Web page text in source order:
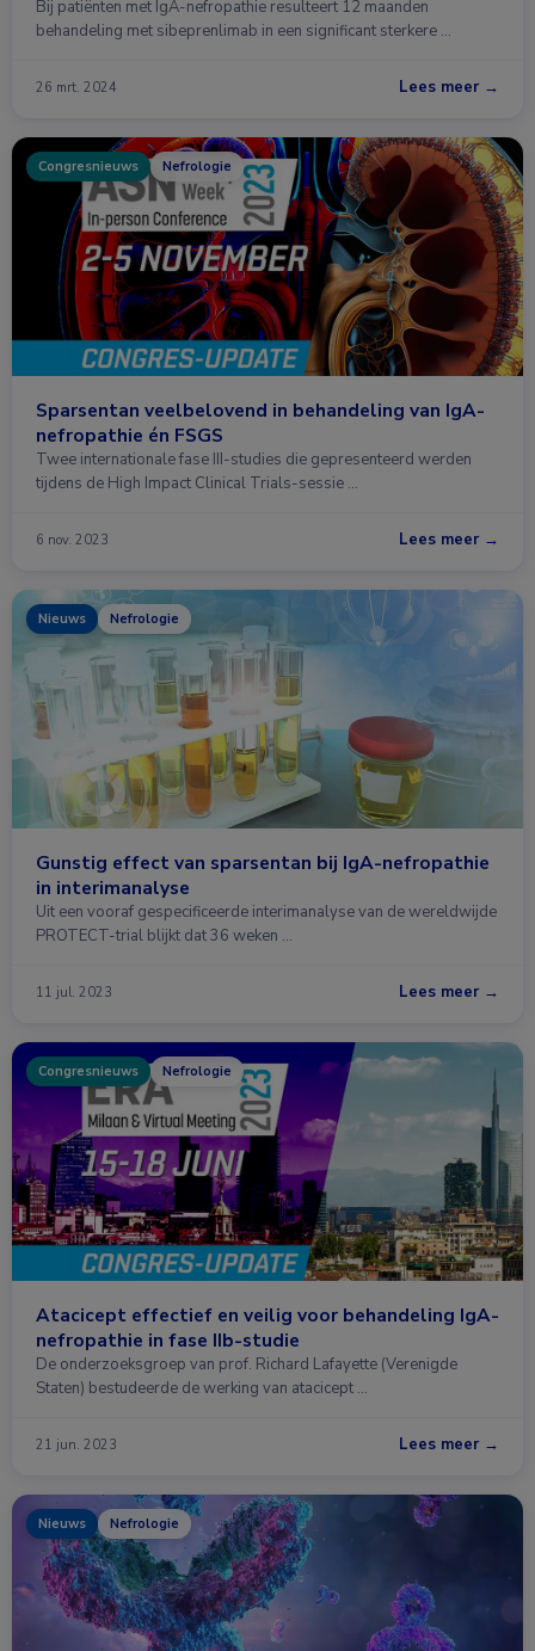
Bij patiënten met IgA-nefropathie resulteert 12 maanden
behandeling met sibeprenlimab in een significant sterkere …
26 mrt. 2024 Lees meer →
Congresnieuws Nefrologie
Sparsentan veelbelovend in behandeling van IgA-
nefropathie én FSGS
Twee internationale fase III-studies die gepresenteerd werden
tijdens de High Impact Clinical Trials-sessie …
6 nov. 2023 Lees meer →
Nieuws Nefrologie
Gunstig effect van sparsentan bij IgA-nefropathie
in interimanalyse
Uit een vooraf gespecificeerde interimanalyse van de wereldwijde
PROTECT-trial blijkt dat 36 weken …
11 jul. 2023 Lees meer →
Congresnieuws Nefrologie
Atacicept effectief en veilig voor behandeling IgA-
nefropathie in fase IIb-studie
De onderzoeksgroep van prof. Richard Lafayette (Verenigde
Staten) bestudeerde de werking van atacicept …
21 jun. 2023 Lees meer →
Nieuws Nefrologie